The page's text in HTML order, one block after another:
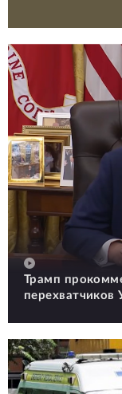
Трамп
перехватчиков